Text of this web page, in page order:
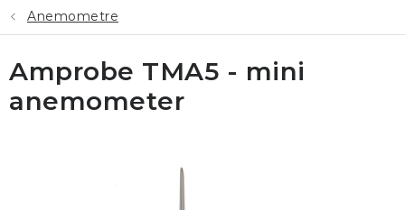
TLAK A ÚNIKY
ZÁZNAMNÍKY
Anemometre
Amprobe TMA5 - mini
anemometer